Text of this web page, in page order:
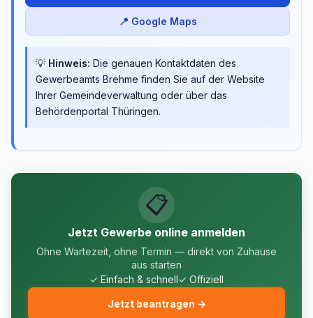
📍 Google Maps
💡 Hinweis: Die genauen Kontaktdaten des
Gewerbeamts Brehme finden Sie auf der Website
Ihrer Gemeindeverwaltung oder über das
Behördenportal Thüringen.
📋
Jetzt Gewerbe online anmelden
Ohne Wartezeit, ohne Termin — direkt von Zuhause
aus starten
✓ Einfach & schnell✓ Offiziell
Jetzt beantragen →